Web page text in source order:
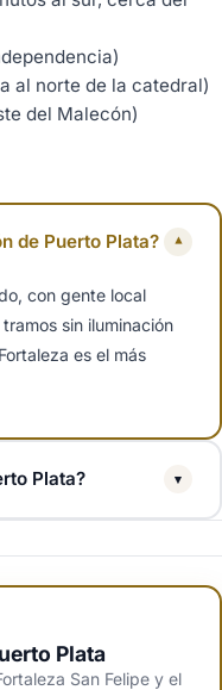
al norte de la catedral)
del Malecón)
de Puerto Plata? ▾
con gente local
sin iluminación
es el más
Plata? ▾
la Fortaleza San Felipe
a extremo lleva de 45 a 60
Plata
San Felipe y el